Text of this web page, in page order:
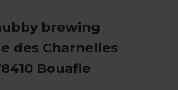
brewing
des Charnelles
Bouafle